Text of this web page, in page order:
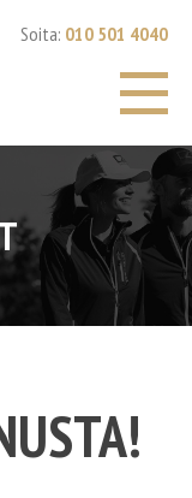
Soita: 010 501 4040